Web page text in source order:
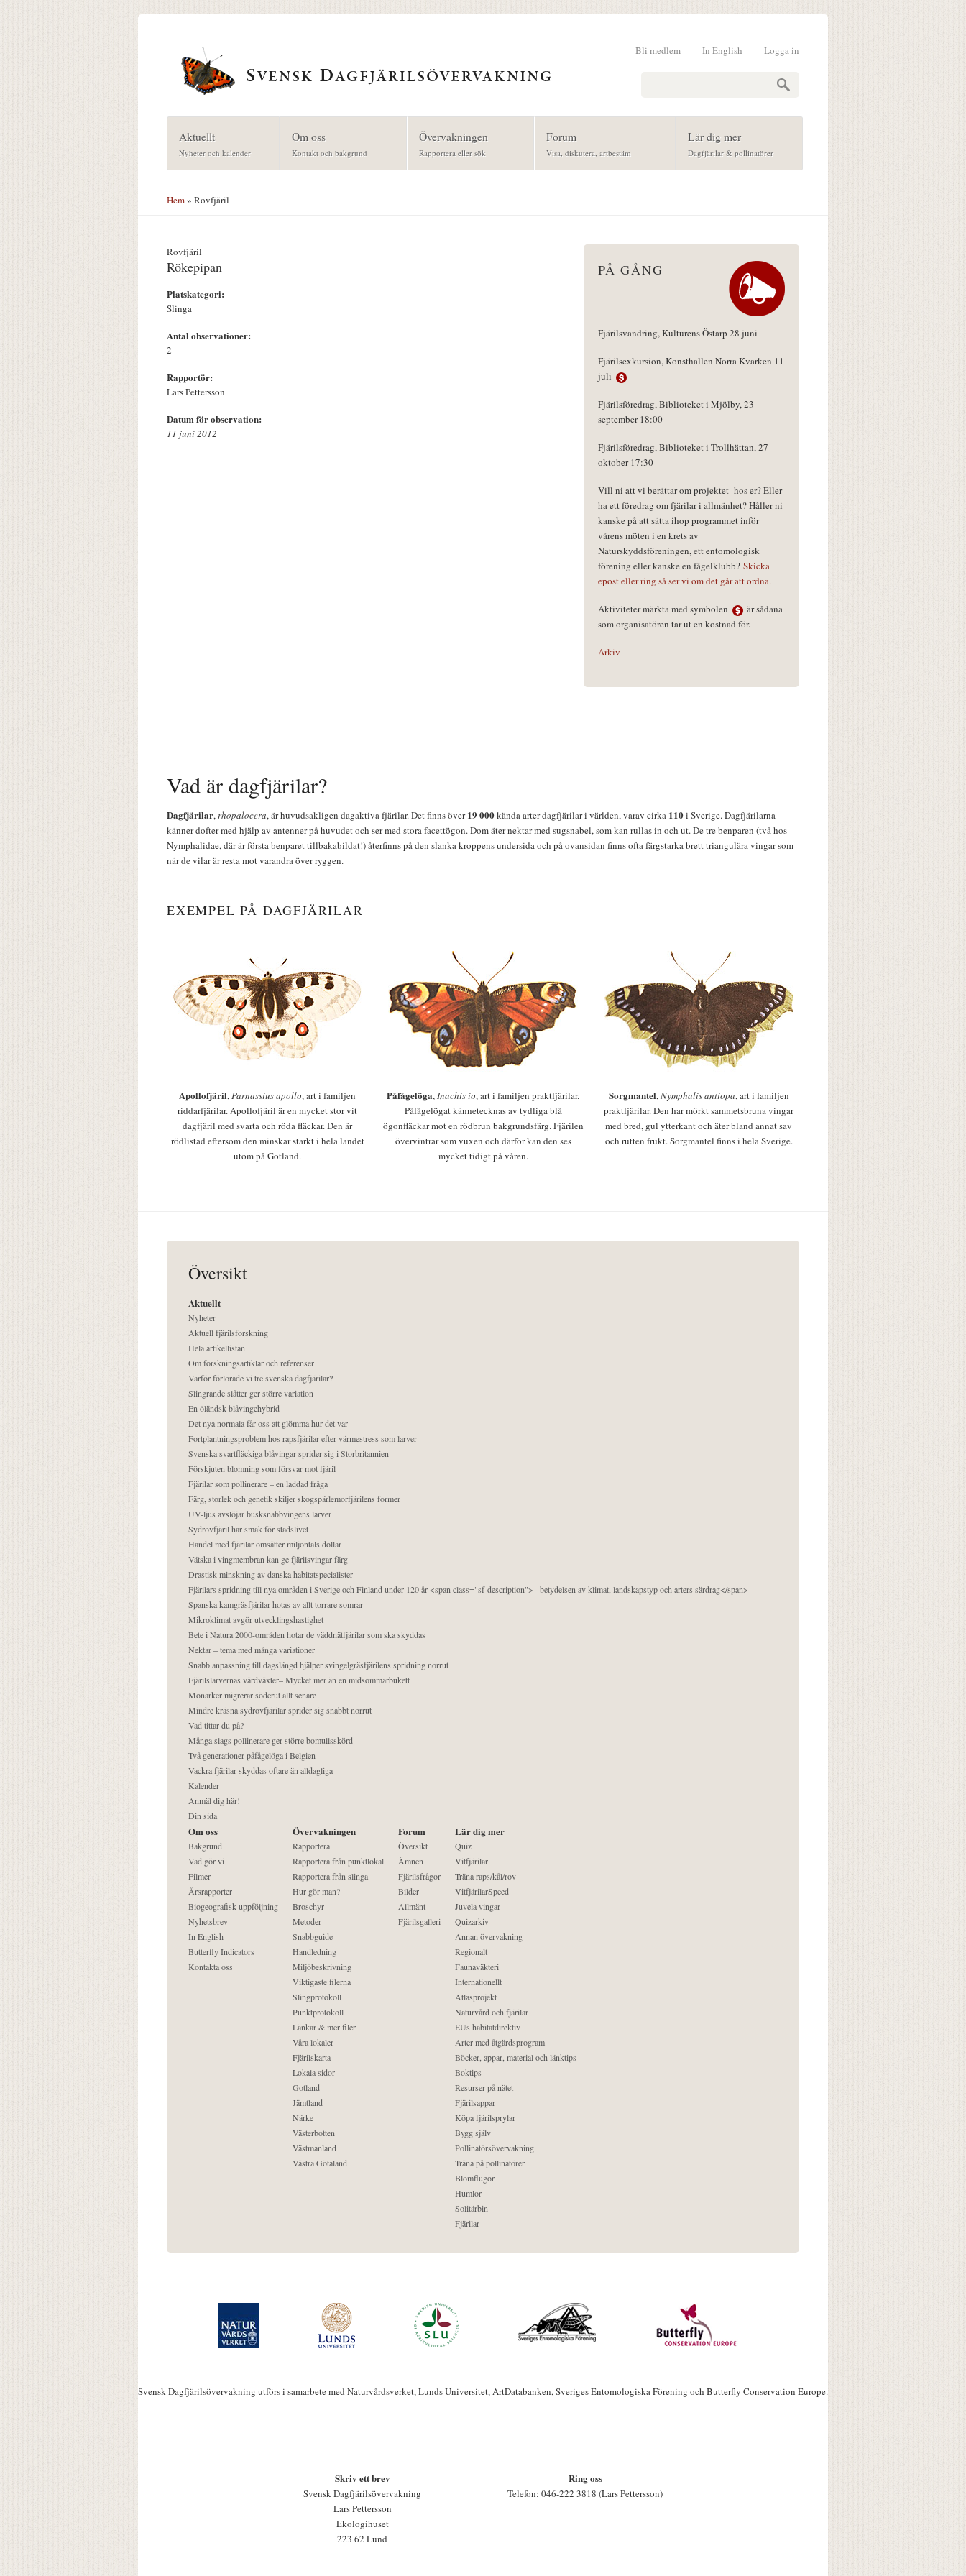
Logga in
In English
Bli medlem
Aktuellt
Nyheter och kalender
Om oss
Kontakt och bakgrund
Övervakningen
Rapportera eller sök
Forum
Visa, diskutera, artbestäm
Lär dig mer
Dagfjärilar & pollinatörer
Hem» Rovfjäril
Rovfjäril
Rökepipan
Platskategori:
Slinga
Antal observationer:
2
Rapportör:
Lars Pettersson
Datum för observation:
11 juni 2012
PÅ GÅNG
Fjärilsvandring, Kulturens Östarp 28 juni
Fjärilsexkursion, Konsthallen Norra Kvarken 11
juli
Fjärilsföredrag, Biblioteket i Mjölby, 23
september 18:00
Fjärilsföredrag, Biblioteket i Trollhättan, 27
oktober 17:30
Vill ni att vi berättar om projektet hos er? Eller
ha ett föredrag om fjärilar i allmänhet? Håller ni
kanske på att sätta ihop programmet inför
vårens möten i en krets av
Naturskyddsföreningen, ett entomologisk
förening eller kanske en fågelklubb? Skicka
epost eller ring så ser vi om det går att ordna.
Aktiviteter märkta med symbolen
är sådana
som organisatören tar ut en kostnad för.
Arkiv
Vad är dagfjärilar?
Dagfjärilar,rhopalocera, är huvudsakligen dagaktiva fjärilar. Det finns över19 000kända arter dagfjärilar i världen, varav cirka 110i Sverige. Dagfjärilarna
känner dofter med hjälp av antenner på huvudet och ser med stora facettögon. Dom äter nektar med sugsnabel, som kan rullas in och ut. De tre benparen (två hos
Nymphalidae, där är första benparet tillbakabildat!) återfinns på den slanka kroppens undersida och på ovansidan finns ofta färgstarka brett triangulära vingar som
när de vilar är resta mot varandra över ryggen.
EXEMPEL PÅ DAGFJÄRILAR
Apollofjäril,Parnassius apollo, art i familjen
riddarfjärilar. Apollofjäril är en mycket stor vit
dagfjäril med svarta och röda fläckar. Den är
rödlistad eftersom den minskar starkt i hela landet
utom på Gotland.
Påfågelöga,Inachis io, art i familjen praktfjärilar.
Påfågelögat kännetecknas av tydliga blå
ögonfläckar mot en rödbrun bakgrundsfärg. Fjärilen
övervintrar som vuxen och därför kan den ses
mycket tidigt på våren.
Sorgmantel,Nymphalis antiopa, art i familjen
praktfjärilar. Den har mörkt sammetsbruna vingar
med bred, gul ytterkant och äter bland annat sav
och rutten frukt. Sorgmantel finns i hela Sverige.
Översikt
Aktuellt
Nyheter
Aktuell fjärilsforskning
Hela artikellistan
Om forskningsartiklar och referenser
Varför förlorade vi tre svenska dagfjärilar?
Slingrande slåtter ger större variation
En öländsk blåvingehybrid
Det nya normala får oss att glömma hur det var
Fortplantningsproblem hos rapsfjärilar efter värmestress som larver
Svenska svartfläckiga blåvingar sprider sig i Storbritannien
Förskjuten blomning som försvar mot fjäril
Fjärilar som pollinerare – en laddad fråga
Färg, storlek och genetik skiljer skogspärlemorfjärilens former
UV-ljus avslöjar busksnabbvingens larver
Sydrovfjäril har smak för stadslivet
Handel med fjärilar omsätter miljontals dollar
Vätska i vingmembran kan ge fjärilsvingar färg
Drastisk minskning av danska habitatspecialister
Fjärilars spridning till nya områden i Sverige och Finland under 120 år <span class="sf-description">– betydelsen av klimat, landskapstyp och arters särdrag</span>
Spanska kamgräsfjärilar hotas av allt torrare somrar
Mikroklimat avgör utvecklingshastighet
Bete i Natura 2000-områden hotar de väddnätfjärilar som ska skyddas
Nektar – tema med många variationer
Snabb anpassning till dagslängd hjälper svingelgräsfjärilens spridning norrut
Fjärilslarvernas värdväxter– Mycket mer än en midsommarbukett
Monarker migrerar söderut allt senare
Mindre kräsna sydrovfjärilar sprider sig snabbt norrut
Vad tittar du på?
Många slags pollinerare ger större bomullsskörd
Två generationer påfågelöga i Belgien
Vackra fjärilar skyddas oftare än alldagliga
Kalender
Anmäl dig här!
Din sida
Om oss
Bakgrund
Vad gör vi
Filmer
Årsrapporter
Biogeografisk uppföljning
Nyhetsbrev
In English
Butterfly Indicators
Kontakta oss
Övervakningen
Rapportera
Rapportera från punktlokal
Rapportera från slinga
Hur gör man?
Broschyr
Metoder
Snabbguide
Handledning
Miljöbeskrivning
Viktigaste filerna
Slingprotokoll
Punktprotokoll
Länkar & mer filer
Våra lokaler
Fjärilskarta
Lokala sidor
Gotland
Jämtland
Närke
Västerbotten
Västmanland
Västra Götaland
Forum
Översikt
Ämnen
Fjärilsfrågor
Bilder
Allmänt
Fjärilsgalleri
Lär dig mer
Quiz
Vitfjärilar
Träna raps/kål/rov
VitfjärilarSpeed
Juvela vingar
Quizarkiv
Annan övervakning
Regionalt
Faunaväkteri
Internationellt
Atlasprojekt
Naturvård och fjärilar
EUs habitatdirektiv
Arter med åtgärdsprogram
Böcker, appar, material och länktips
Boktips
Resurser på nätet
Fjärilsappar
Köpa fjärilsprylar
Bygg själv
Pollinatörsövervakning
Träna på pollinatörer
Blomflugor
Humlor
Solitärbin
Fjärilar
Svensk Dagfjärilsövervakning utförs i samarbete med Naturvårdsverket, Lunds Universitet, ArtDatabanken, Sveriges Entomologiska Förening och Butterfly Conservation Europe.
Skriv ett brev
Svensk Dagfjärilsövervakning
Lars Pettersson
Ekologihuset
223 62 Lund
Ring oss
Telefon: 046-222 3818 (Lars Pettersson)